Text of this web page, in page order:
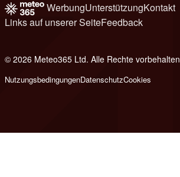
WerbungUnterstützungKontakt
Links auf unserer SeiteFeedback
© 2026 Meteo365 Ltd. Alle Rechte vorbehalten
NutzungsbedingungenDatenschutzCookies